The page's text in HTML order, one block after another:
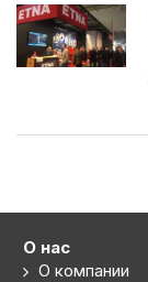
О нас
О компании